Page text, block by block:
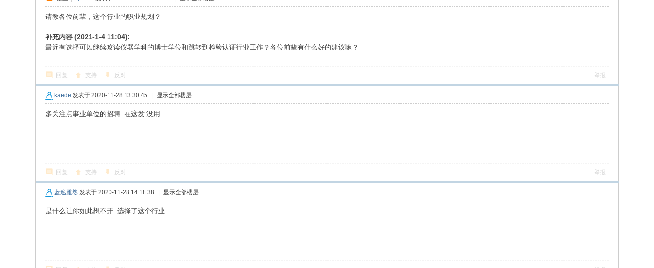
请教各位前辈，这个行业的职业规划？
补充内容 (2021-1-4 11:04):
最近有选择可以继续攻读仪器学科的博士学位和跳转到检验认证行业工作？各位前辈有什么好的建议嘛？
回复 支持 反对 举报
kaede 发表于 2020-11-28 13:30:45 显示全部楼层
多关注点事业单位的招聘 在这发 没用
回复 支持 反对 举报
蓝逸雅然 发表于 2020-11-28 14:18:38 显示全部楼层
是什么让你如此想不开 选择了这个行业